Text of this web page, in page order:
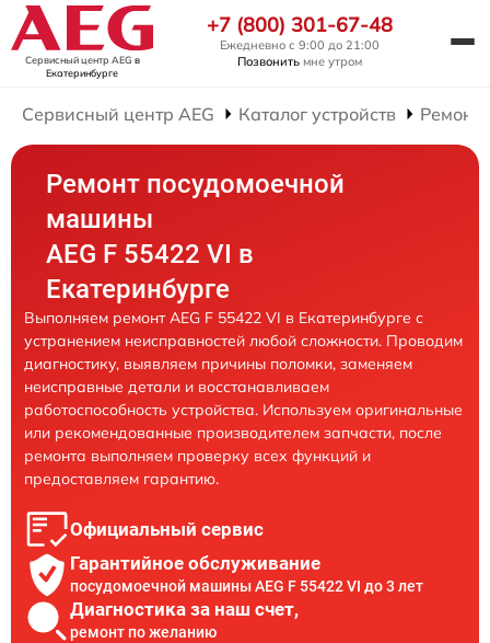
Сервисный центр AEG в
Екатеринбурге
+7 (800) 301-67-48
Ежедневно с 9:00 до 21:00
Позвонить мне утром
Сервисный центр AEG Каталог устройств Ремонт
Ремонт посудомоечной
машины
AEG F 55422 VI в
Екатеринбурге
Выполняем ремонт AEG F 55422 VI в Екатеринбурге с
устранением неисправностей любой сложности. Проводим
диагностику, выявляем причины поломки, заменяем
неисправные детали и восстанавливаем
работоспособность устройства. Используем оригинальные
или рекомендованные производителем запчасти, после
ремонта выполняем проверку всех функций и
предоставляем гарантию.
Официальный сервис
Гарантийное обслуживание
посудомоечной машины AEG F 55422 VI до 3 лет
Диагностика за наш счет,
ремонт по желанию